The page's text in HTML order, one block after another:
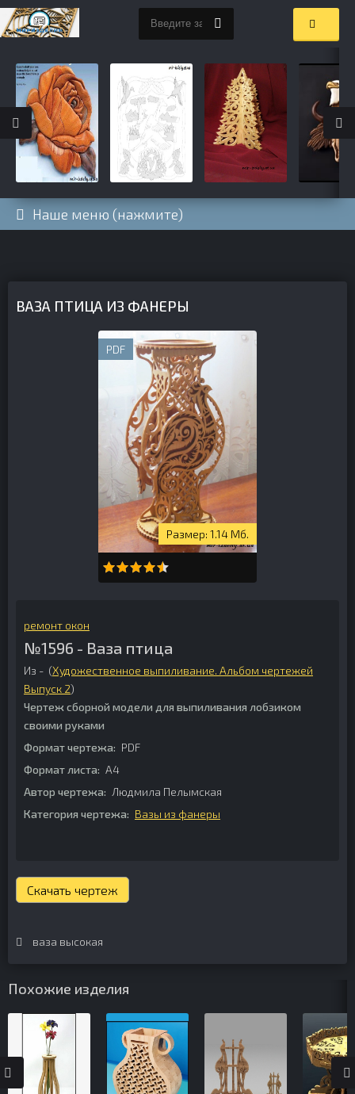
Наше меню (нажмите)
ВАЗА ПТИЦА ИЗ ФАНЕРЫ
PDF
1.14 Мб.
ремонт окон
№1596 - Ваза птица
Из - (Художественное выпиливание. Альбом чертежей
Выпуск 2)
Чертеж сборной модели для выпиливания лобзиком
своими руками
Формат чертежа: PDF
Формат листа: А4
Автор чертежа: Людмила Пелымская
Категория чертежа: Вазы из фанеры
Скачать чертеж
ваза высокая
Похожие изделия